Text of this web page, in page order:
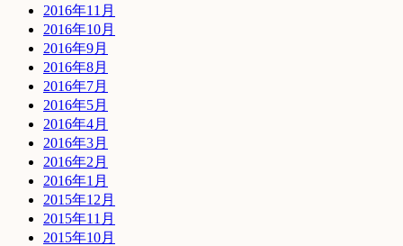
2016年11月
2016年10月
2016年9月
2016年8月
2016年7月
2016年5月
2016年4月
2016年3月
2016年2月
2016年1月
2015年12月
2015年11月
2015年10月